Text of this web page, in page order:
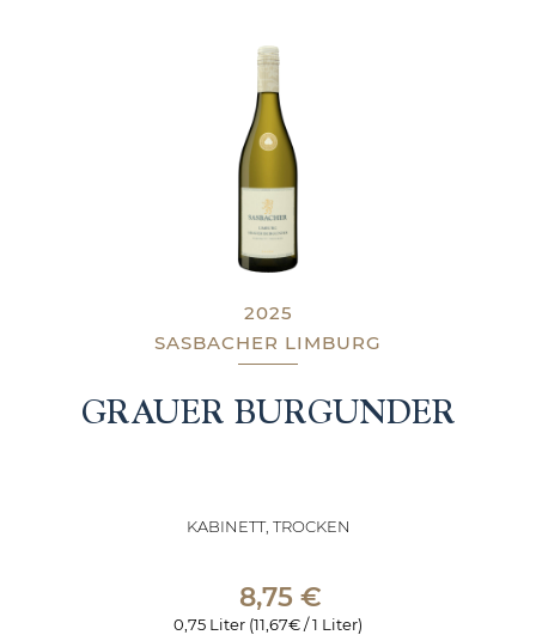
2025
SASBACHER LIMBURG
GRAUER BURGUNDER
KABINETT, TROCKEN
8,75 €
0,75 Liter (11,67€ / 1 Liter)